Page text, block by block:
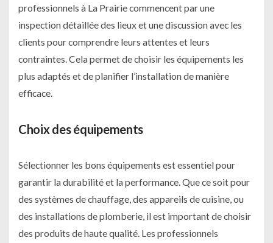
professionnels à La Prairie commencent par une
inspection détaillée des lieux et une discussion avec les
clients pour comprendre leurs attentes et leurs
contraintes. Cela permet de choisir les équipements les
plus adaptés et de planifier l’installation de manière
efficace.
Choix des équipements
Sélectionner les bons équipements est essentiel pour
garantir la durabilité et la performance. Que ce soit pour
des systèmes de chauffage, des appareils de cuisine, ou
des installations de plomberie, il est important de choisir
des produits de haute qualité. Les professionnels